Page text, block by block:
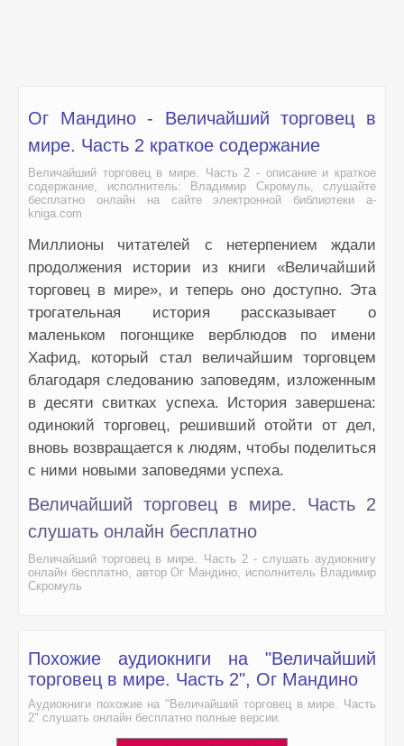
Ог Мандино - Величайший торговец в
мире. Часть 2 краткое содержание
Величайший торговец в мире. Часть 2 - описание и краткое
содержание, исполнитель: Владимир Скромуль, слушайте
бесплатно онлайн на сайте электронной библиотеки a-
kniga.com
Миллионы читателей с нетерпением ждали
продолжения истории из книги «Величайший
торговец в мире», и теперь оно доступно. Эта
трогательная история рассказывает о
маленьком погонщике верблюдов по имени
Хафид, который стал величайшим торговцем
благодаря следованию заповедям, изложенным
в десяти свитках успеха. История завершена:
одинокий торговец, решивший отойти от дел,
вновь возвращается к людям, чтобы поделиться
с ними новыми заповедями успеха.
Величайший торговец в мире. Часть 2
слушать онлайн бесплатно
Величайший торговец в мире. Часть 2 - слушать аудиокнигу
онлайн бесплатно, автор Ог Мандино, исполнитель Владимир
Скромуль
Похожие аудиокниги на "Величайший
торговец в мире. Часть 2", Ог Мандино
Аудиокниги похожие на "Величайший торговец в мире. Часть
2" слушать онлайн бесплатно полные версии.